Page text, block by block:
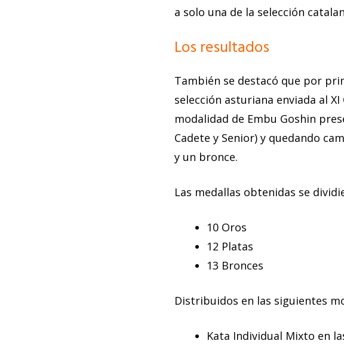
a solo una de la selección
Los resultados
También se destacó que por
selección asturiana enviada al
modalidad de Embu Goshin
Cadete y Senior) y quedando
y un bronce.
Las medallas obtenidas se
10 Oros
12 Platas
13 Bronces
Distribuidos en las siguientes
Kata Individual Mixto en